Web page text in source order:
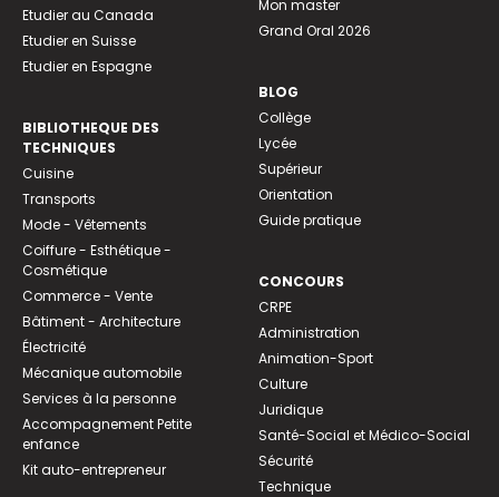
Etudier au Canada
Etudier en Suisse
Etudier en Espagne
BIBLIOTHEQUE DES
TECHNIQUES
Cuisine
Transports
Mode - Vêtements
Coiffure - Esthétique -
Cosmétique
Commerce - Vente
Bâtiment - Architecture
Électricité
Mécanique automobile
Services à la personne
Accompagnement Petite
enfance
Kit auto-entrepreneur
Mon master
Grand Oral 2026
BLOG
Collège
Lycée
Supérieur
Orientation
Guide pratique
CONCOURS
CRPE
Administration
Animation-Sport
Culture
Juridique
Santé-Social et Médico-Social
Sécurité
Technique